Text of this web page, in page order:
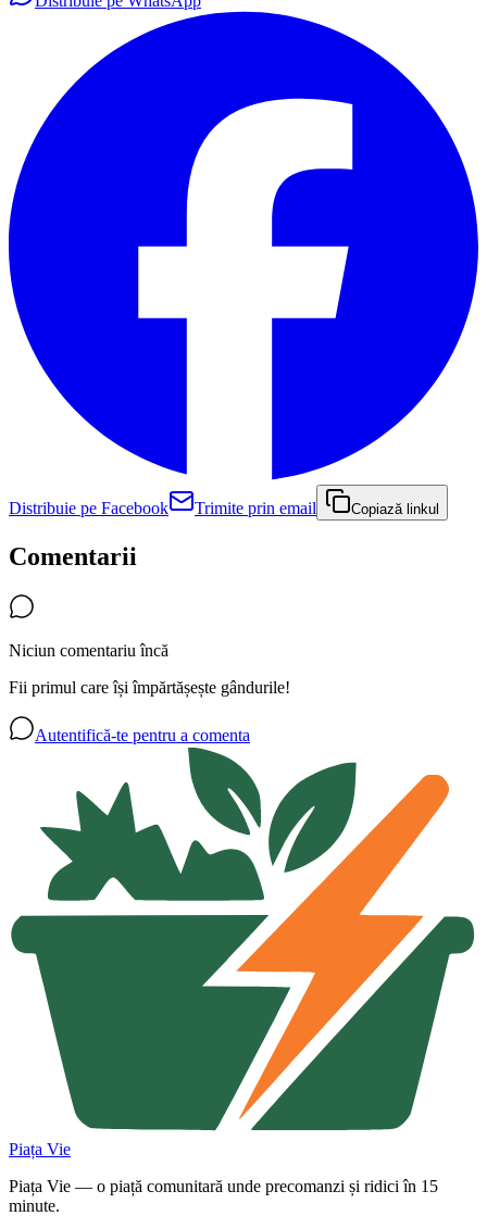
Distribuie pe Facebook Trimite prin email Copiază linkul
Comentarii
Niciun comentariu încă
Fii primul care își împărtășește gândurile!
Autentifică-te pentru a comenta
Piața Vie
Piața Vie — o piață comunitară unde precomanzi și ridici în 15
minute.